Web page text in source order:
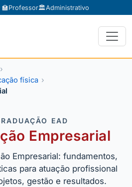
Professor🏛️Administrativo
física
EAD
Empresarial
Empresarial: fundamentos,
para atuação profissional
gestão e resultados.